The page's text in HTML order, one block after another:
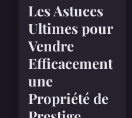
Les Astuces
Ultimes pour
Vendre
Efficacement
une
Propriété de